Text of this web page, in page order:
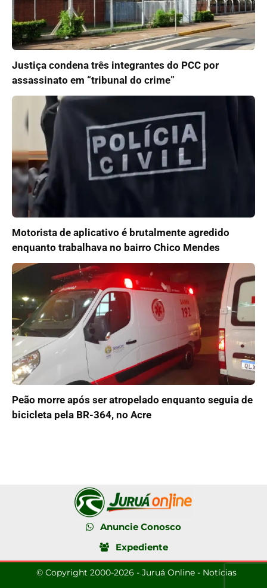
Justiça condena três integrantes do PCC por
assassinato em “tribunal do crime”
Motorista de aplicativo é brutalmente agredido
enquanto trabalhava no bairro Chico Mendes
Peão morre após ser atropelado enquanto seguia de
bicicleta pela BR-364, no Acre
Anuncie Conosco
Expediente
© Copyright 2000-2026 - Juruá Online - Notícias